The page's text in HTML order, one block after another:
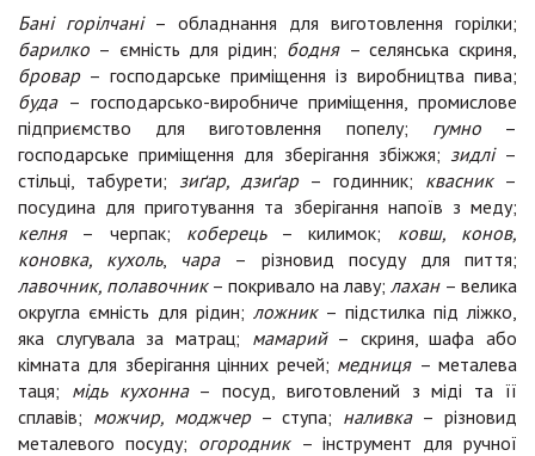
Бані горілчані– обладнання для виготовлення горілки;
барилко – ємність для рідин; бодня – селянська скриня,
бровар– господарське приміщення із виробництва пива;
буда – господарсько-виробниче приміщення, промислове
підприємство для виготовлення попелу; гумно–
господарське приміщення для зберігання збіжжя; зидлі –
стільці, табурети; зиґар, дзиґар– годинник; квасник–
посудина для приготування та зберігання напоїв з меду;
келня– черпак; коберець– килимок; ковш, конов,
коновка, кухоль, чара – різновид посуду для пиття;
лавочник, полавочник– покривало на лаву; лахан – велика
округла ємність для рідин; ложник– підстилка під ліжко,
яка слугувала за матрац; мамарий– скриня, шафа або
кімната для зберігання цінних речей; медниця – металева
таця; мідь кухонна– посуд, виготовлений з міді та її
сплавів; можчир, моджчер– ступа; наливка– різновид
металевого посуду; огородник – інструмент для ручної